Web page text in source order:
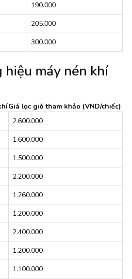
190.000
205.000
300.000
máy nén khí
Giá lọc gió tham khảo (VND/chiếc)
2.600.000
1.600.000
1.500.000
2.200.000
1.260.000
1.200.000
2.400.000
1.200.000
1.100.000